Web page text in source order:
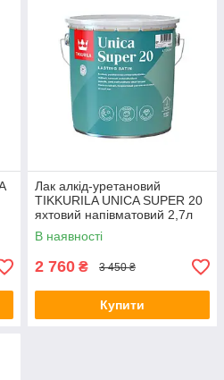
Лак алкід-уретановий
TIKKURILA UNICA SUPER 20
яхтовий напівматовий 2,7л
В наявності
2 760 ₴ 3 450 ₴
Купити